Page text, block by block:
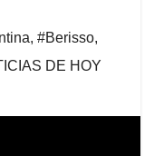
, #Berisso,
DE HOY